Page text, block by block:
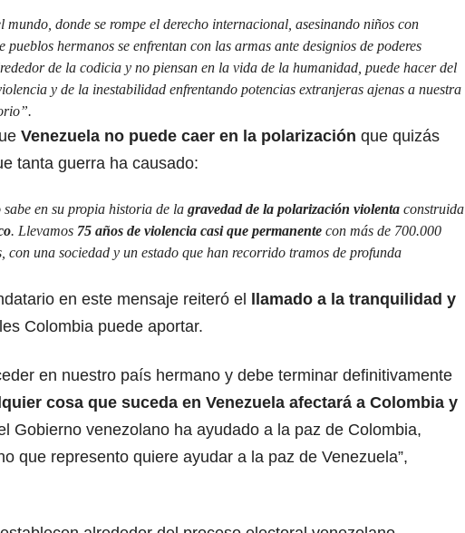
mundo, donde se rompe el derecho internacional, asesinando niños con
pueblos hermanos se enfrentan con las armas ante designios de poderes
de la codicia y no piensan en la vida de la humanidad, puede hacer del
y de la inestabilidad enfrentando potencias extranjeras ajenas a nuestra
Venezuela no puede caer en la polarización que quizás
tanta guerra ha causado:
en su propia historia de la gravedad de la polarización violenta construida
. Llevamos 75 años de violencia casi que permanente con más de 700.000
con una sociedad y un estado que han recorrido tramos de profunda
en este mensaje reiteró el
llamado a la tranquilidad y
Colombia puede aportar.
en nuestro país hermano y debe terminar definitivamente
cosa que suceda en Venezuela afectará a Colombia y
Gobierno venezolano ha ayudado a la paz de Colombia,
que represento quiere ayudar a la paz de Venezuela”,